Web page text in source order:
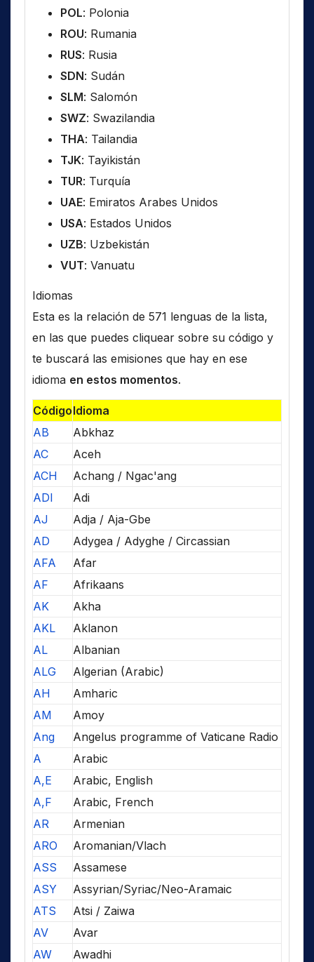
POL: Polonia
ROU: Rumania
RUS: Rusia
SDN: Sudán
SLM: Salomón
SWZ: Swazilandia
THA: Tailandia
TJK: Tayikistán
TUR: Turquía
UAE: Emiratos Arabes Unidos
USA: Estados Unidos
UZB: Uzbekistán
VUT: Vanuatu
Idiomas
Esta es la relación de 571 lenguas de la lista,
en las que puedes cliquear sobre su código y
te buscará las emisiones que hay en ese
idioma en estos momentos.
CódigoIdioma
AB
Abkhaz
AC
Aceh
ACH
Achang / Ngac'ang
ADI
Adi
AJ
Adja / Aja-Gbe
AD
Adygea / Adyghe / Circassian
AFA
Afar
AF
Afrikaans
AK
Akha
AKL
Aklanon
AL
Albanian
ALG
Algerian (Arabic)
AH
Amharic
AM
Amoy
Ang
Angelus programme of Vaticane Radio
A
Arabic
A,E
Arabic, English
A,F
Arabic, French
AR
Armenian
ARO
Aromanian/Vlach
ASS
Assamese
ASY
Assyrian/Syriac/Neo-Aramaic
ATS
Atsi / Zaiwa
AV
Avar
AW
Awadhi